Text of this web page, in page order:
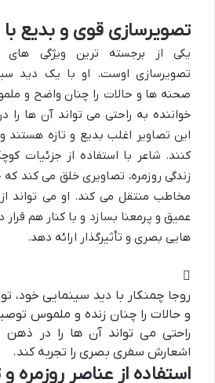
تصویرسازی قوی و بدیع
یکی از برجسته ترین ویژگی های
تصویرسازی اوست. او با یک دید
صحنه ها و حالات را چنان واضح و
خواننده به راحتی می تواند آن ها
این تصاویر اغلب بدیع و تازه
کنند. شاعر با استفاده از جزئیات
زندگی روزمره، تصاویری خلق می کند
مخاطب منتقل می کند. او می تواند
عمیق و پرمعنا بسازد و با کنار هم قرار
هایی بصری و تأثیرگذار ارائه دهد.
روجا چمنکار با دید سینمایی
و حالات را چنان زنده و ملموس
راحتی می تواند آن ها را در
اشعارش سفری بصری را تجربه کند.
استفاده از عناصر روزمره